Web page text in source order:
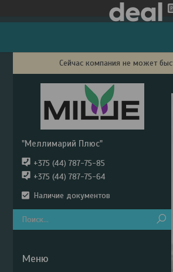
Сейчас компания не может
"Меллимарий Плюс"
+375 (44) 787-75-85
+375 (44) 787-75-64
Наличие документов